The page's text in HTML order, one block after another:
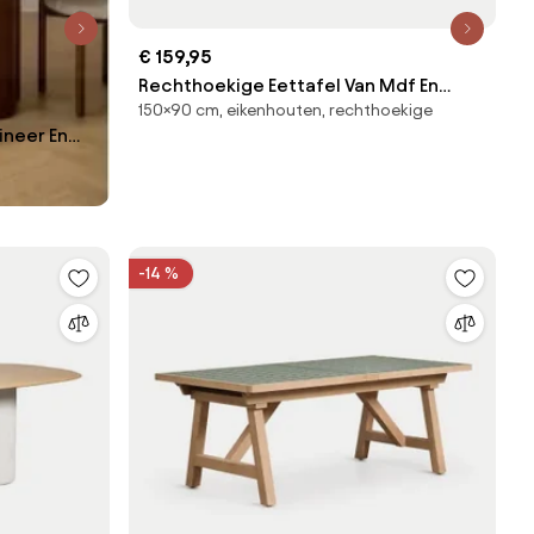
En
€ 159,95
Rechthoekige Eettafel Van Mdf En
Rubberhout Kerhen Natuurlijk Hout &
150×90 cm, eikenhouten, rechthoekige
-14 %